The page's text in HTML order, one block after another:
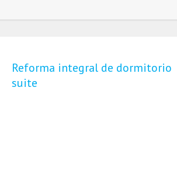
Reforma integral de dormitorio
suite